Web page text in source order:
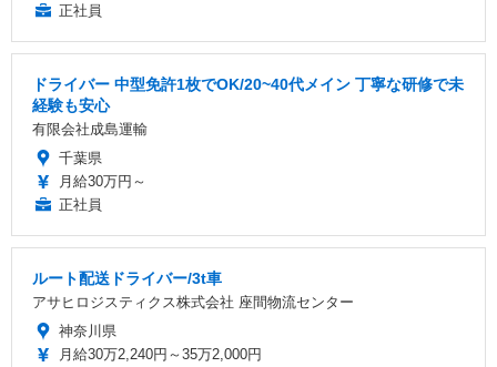
正社員
ドライバー 中型免許1枚でOK/20~40代メイン 丁寧な研修で未
経験も安心
有限会社成島運輸
千葉県
月給30万円～
正社員
ルート配送ドライバー/3t車
アサヒロジスティクス株式会社 座間物流センター
神奈川県
月給30万2,240円～35万2,000円